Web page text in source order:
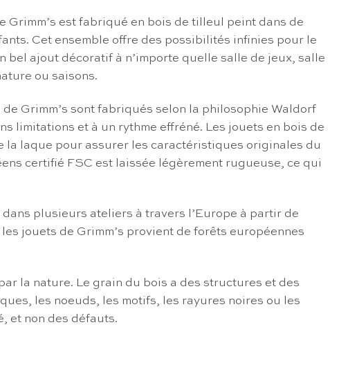
est fabriqué en bois de tilleul peint dans de
Cet ensemble offre des possibilités infinies pour le
ajout décoratif à n’importe quelle salle de jeux, salle
ou saisons.
Grimm’s sont fabriqués selon la philosophie Waldorf
limitations et à un rythme effréné. Les jouets en bois de
la laque pour assurer les caractéristiques originales du
certifié FSC est laissée légèrement rugueuse, ce qui
plusieurs ateliers à travers l’Europe à partir de
jouets de Grimm’s provient de forêts européennes
la nature. Le grain du bois a des structures et des
les noeuds, les motifs, les rayures noires ou les
et non des défauts.